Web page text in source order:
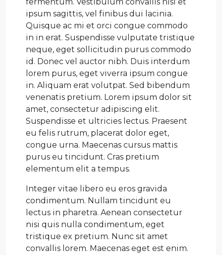
ipsum sagittis, vel finibus dui lacinia.
Quisque ac mi et orci congue commodo
in in erat. Suspendisse vulputate tristique
neque, eget sollicitudin purus commodo
id. Donec vel auctor nibh. Duis interdum
lorem purus, eget viverra ipsum congue
in. Aliquam erat volutpat. Sed bibendum
venenatis pretium. Lorem ipsum dolor sit
amet, consectetur adipiscing elit.
Suspendisse et ultricies lectus. Praesent
eu felis rutrum, placerat dolor eget,
congue urna. Maecenas cursus mattis
purus eu tincidunt. Cras pretium
elementum elit a tempus.
Integer vitae libero eu eros gravida
condimentum. Nullam tincidunt eu
lectus in pharetra. Aenean consectetur
nisi quis nulla condimentum, eget
tristique ex pretium. Nunc sit amet
convallis lorem. Maecenas eget est enim.